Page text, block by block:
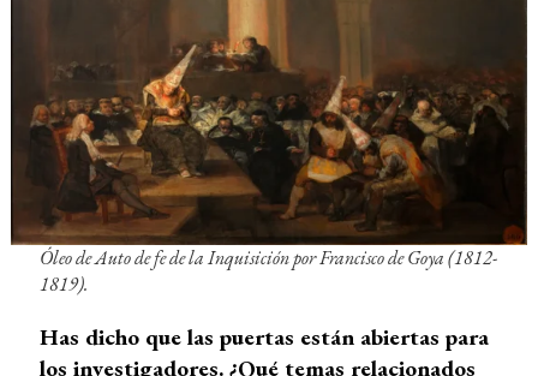
Óleo deAuto de fe de la Inquisiciónpor Francisco de Goya (1812-
1819).
Has dicho que las puertas están abiertas para
los investigadores. ¿Qué temas relacionados